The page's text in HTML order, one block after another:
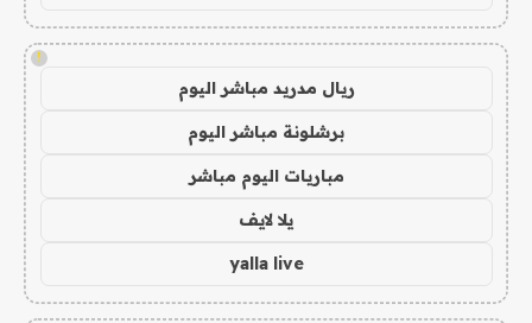
!
ريال مدريد مباشر اليوم
برشلونة مباشر اليوم
مباريات اليوم مباشر
يلا لايف
yalla live